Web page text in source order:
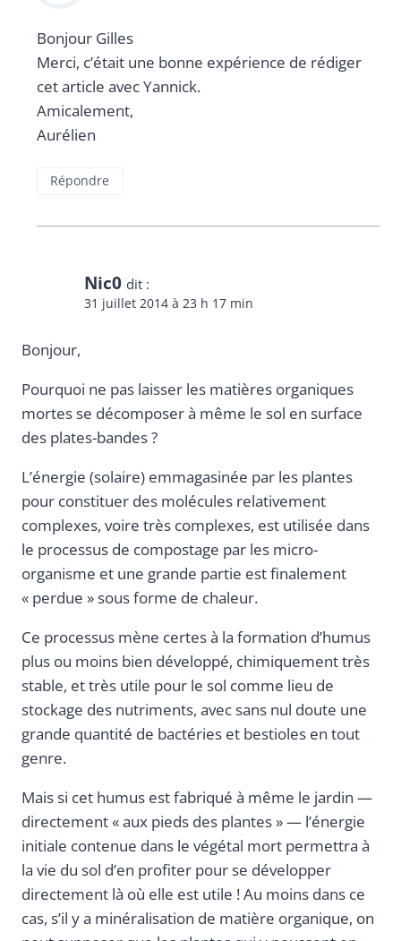
Bonjour Gilles
Merci, c’était une bonne expérience de rédiger
cet article avec Yannick.
Amicalement,
Aurélien
Répondre
Nic0 dit :
31 juillet 2014 à 23 h 17 min
Bonjour,
Pourquoi ne pas laisser les matières organiques
mortes se décomposer à même le sol en surface
des plates-bandes ?
L’énergie (solaire) emmagasinée par les plantes
pour constituer des molécules relativement
complexes, voire très complexes, est utilisée dans
le processus de compostage par les micro-
organisme et une grande partie est finalement
« perdue » sous forme de chaleur.
Ce processus mène certes à la formation d’humus
plus ou moins bien développé, chimiquement très
stable, et très utile pour le sol comme lieu de
stockage des nutriments, avec sans nul doute une
grande quantité de bactéries et bestioles en tout
genre.
Mais si cet humus est fabriqué à même le jardin —
directement « aux pieds des plantes » — l’énergie
initiale contenue dans le végétal mort permettra à
la vie du sol d’en profiter pour se développer
directement là où elle est utile ! Au moins dans ce
cas, s’il y a minéralisation de matière organique, on